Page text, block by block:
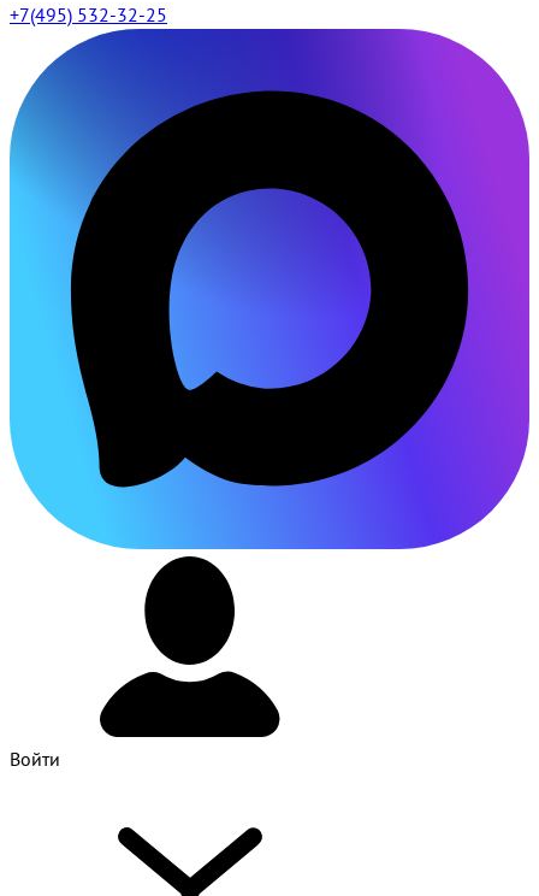
+7(495) 532-32-25
Войти